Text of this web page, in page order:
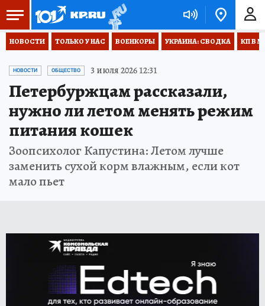
НОВОСТИ ТОЛЬКО У НАС ВОЕНКОРЫ УКРАИНА: СВОДКА КП В
НОВОСТИ ОБЩЕСТВО 3 июля 2026 12:31
Петербуржцам рассказали,
нужно ли летом менять режим
питания кошек
Зоопсихолог Капустина: Летом лучше
заменить сухой корм влажным, если кот
мало пьет